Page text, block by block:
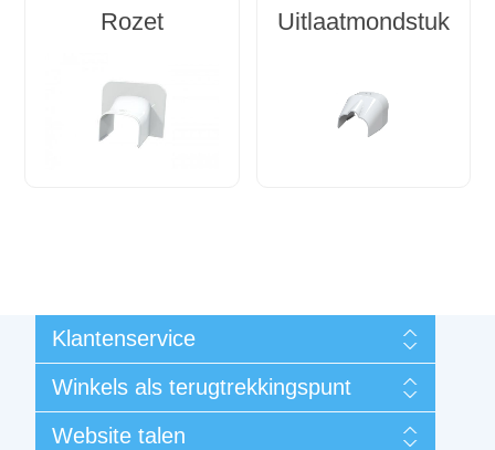
Rozet Uitlaatmondstuk
Klantenservice
Bestellingen
Algemene verkoop- en garantievoorwaarden
Contact
Winkels als terugtrekkingspunt
Website talen